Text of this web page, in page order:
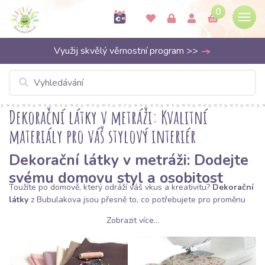
0
Využij skvělý věrnostní program >>
Dekorační látky v metráži: Kvalitní
materiály pro váš stylový interiér
Dekorační látky v metráži: Dodejte
svému domovu styl a osobitost
Toužíte po domově, který odráží váš vkus a kreativitu? Dekorační
látky z Bubulakova jsou přesně to, co potřebujete pro proměnu
s vyšší gramáží a odolností, které jsou navrženy tak, aby zkrášlily
váš prostor a zároveň zvládly každodenní používání. Ať už
plánujete šít nové závěsy, povlaky na polštáře nebo stylový
ubrus, naše dekoračky vás nezklamou.
Zobrazit více...